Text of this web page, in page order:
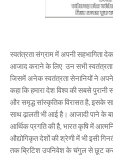
स्वतंत्रता संग्राम में अपनी सहभागिता
आजाद कराने के लिए उन सभी
जिसमें अनेक स्वतंत्रता सेनानियों ने अपने
कहा कि हमारा देश विश्व की सबसे
और समृद्ध सांस्कृतिक विरासत है, इसके
साथ ढ़ालती भी आई है। आजादी पाने के
आर्थिक प्रगति की है, भारत कृषि में
औद्योगिकृत देशों की श्रेणी में भी इसी
तक ब्रिटिश उपनिवेश के चंगुल से छूट